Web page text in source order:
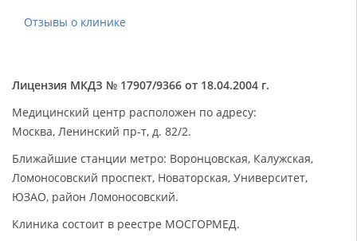
Отзывы о клинике
Лицензия МКДЗ № 17907/9366 от 18.04.2004 г.
Медицинский центр расположен по адресу:
Москва, Ленинский пр-т, д. 82/2.
Ближайшие станции метро: Воронцовская, Калужская,
Ломоносовский проспект, Новаторская, Университет,
ЮЗАО, район Ломоносовский.
Клиника состоит в реестре МОСГОРМЕД.